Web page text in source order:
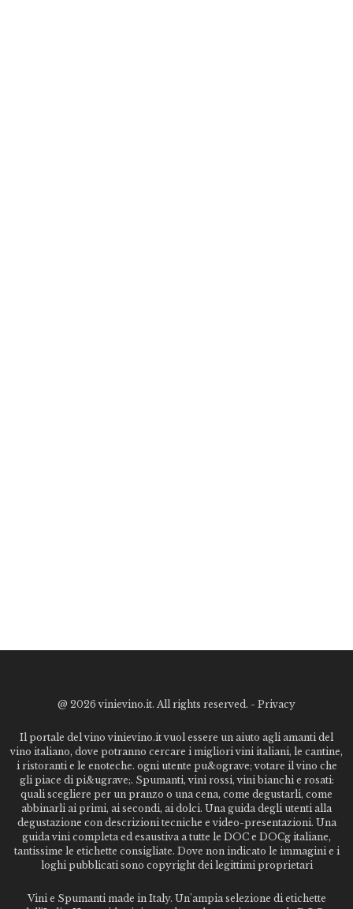
@ 2026 vinievino.it. All rights reserved. - Privacy
Il portale del vino vinievino.it vuol essere un aiuto agli amanti del
vino italiano, dove potranno cercare i migliori vini italiani, le cantine,
i ristoranti e le enoteche. ogni utente pu&ograve; votare il vino che
gli piace di pi&ugrave;. Spumanti, vini rossi, vini bianchi e rosati:
quali scegliere per un pranzo o una cena, come degustarli, come
abbinarli ai primi, ai secondi, ai dolci. Una guida degli utenti alla
degustazione con descrizioni tecniche e video-presentazioni. Una
guida vini completa ed esaustiva a tutte le DOC e DOCg italiane,
tantissime le etichette consigliate. Dove non indicato le immagini e i
loghi pubblicati sono copyright dei legittimi proprietari
Vini e Spumanti made in Italy. Un'ampia selezione di etichette